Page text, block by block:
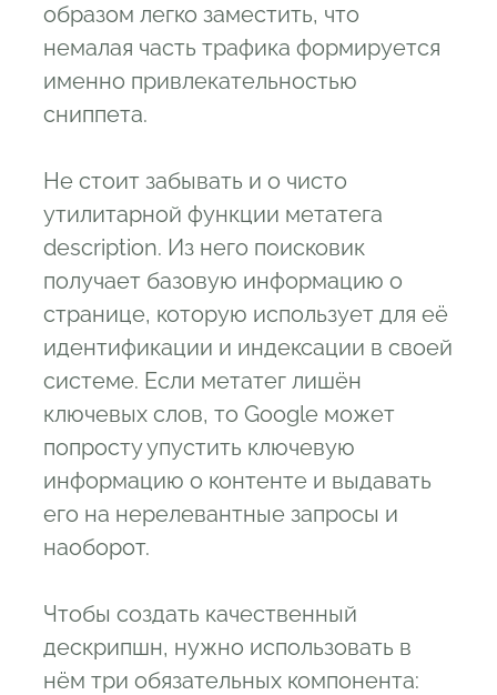
образом легко заместить, что
немалая часть трафика формируется
именно привлекательностью
сниппета.
Не стоит забывать и о чисто
утилитарной функции метатега
description. Из него поисковик
получает базовую информацию о
странице, которую использует для её
идентификации и индексации в своей
системе. Если метатег лишён
ключевых слов, то Google может
попросту упустить ключевую
информацию о контенте и выдавать
его на нерелевантные запросы и
наоборот.
Чтобы создать качественный
дескрипшн, нужно использовать в
нём три обязательных компонента: